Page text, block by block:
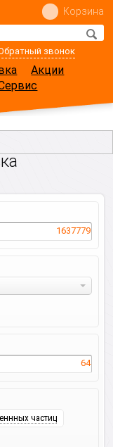
звонок
Корзина
Акции
1637779
64
частиц